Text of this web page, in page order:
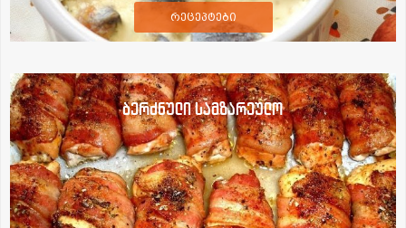
რეცეპტები
ბერძნული სამზარეულო